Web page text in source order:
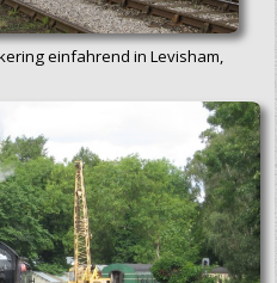
einfahrend in Levisham,